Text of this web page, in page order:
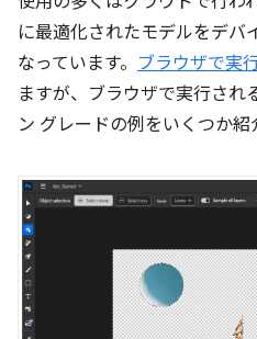
に最適化されたモデルをデバ
なっています。 ブラウザで実
ますが、ブラウザで実行され
ン グレードの例をいくつか紹